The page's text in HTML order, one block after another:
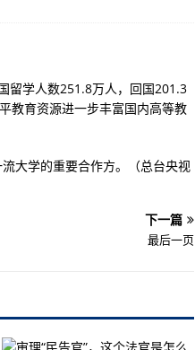
留学人数251.8万人，回国201.3
教育资源进一步丰富国内高等教
大学的重要合作方。（总台央视
下一篇
最后一页